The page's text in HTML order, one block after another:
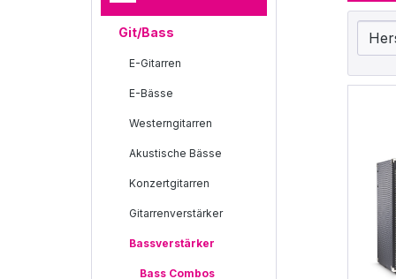
Git/Bass
E-Gitarren
E-Bässe
Westerngitarren
Akustische Bässe
Konzertgitarren
Gitarrenverstärker
Bassverstärker
Bass Combos